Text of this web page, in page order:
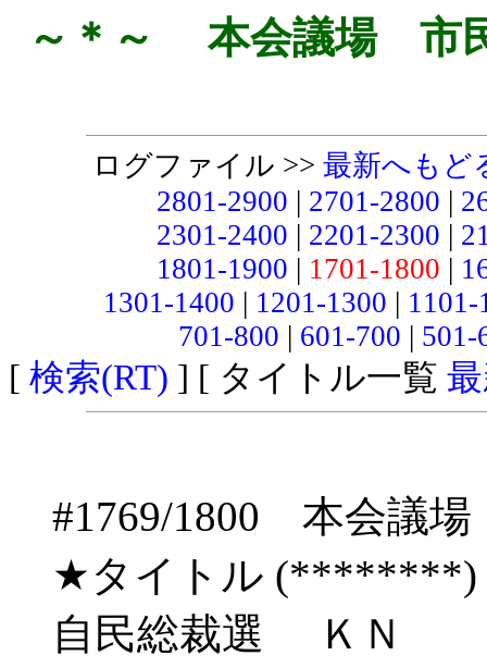
～＊～ 本会議場 市
ログファイル >> 最新へもど
2801-2900 | 2701-2800 |
2301-2400 | 2201-2300 |
1801-1900 | 1701-1800 |
1301-1400 | 1201-1300 |
701-800 | 601-700 |
[ 検索(RT) ] [ タイトル一覧
#1769/1800 本会議
★タイトル (********)
自民総裁選 ＫＮ